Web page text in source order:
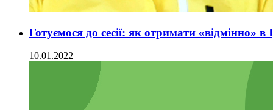
Готуємося до сесії: як отримати «відмінно»
10.01.2022